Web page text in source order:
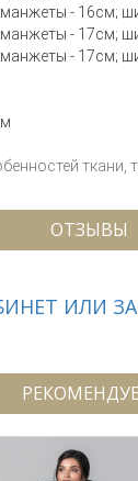
- 16см;
- 17см;
- 17см;
ткани,
ОТЗЫВЫ
ИЛИ